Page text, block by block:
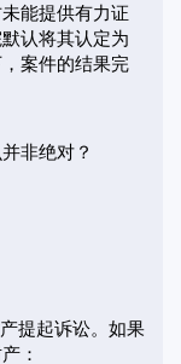
能提供有力证
认将其认定为
案件的结果完
非绝对？
提起诉讼。如果
：